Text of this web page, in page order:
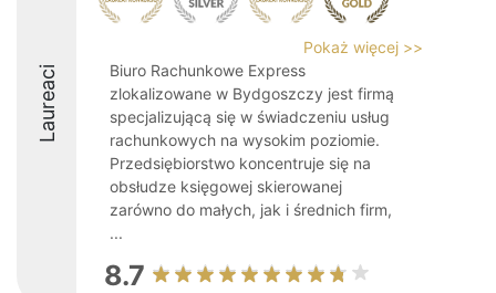
Laureaci
Pokaż więcej >>
Biuro Rachunkowe Express
zlokalizowane w Bydgoszczy jest firmą
specjalizującą się w świadczeniu usług
rachunkowych na wysokim poziomie.
Przedsiębiorstwo koncentruje się na
obsłudze księgowej skierowanej
zarówno do małych, jak i średnich firm,
...
8.7